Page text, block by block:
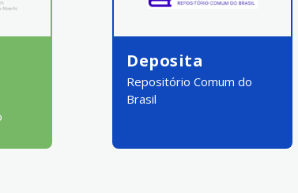
Deposita
Repositório Comum do
Brasil